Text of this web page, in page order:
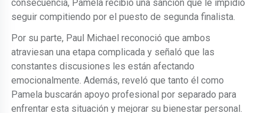
consecuencia, Pamela recibió una sanción que le impidió
seguir compitiendo por el puesto de segunda finalista.
Por su parte, Paul Michael reconoció que ambos
atraviesan una etapa complicada y señaló que las
constantes discusiones les están afectando
emocionalmente. Además, reveló que tanto él como
Pamela buscarán apoyo profesional por separado para
enfrentar esta situación y mejorar su bienestar personal.